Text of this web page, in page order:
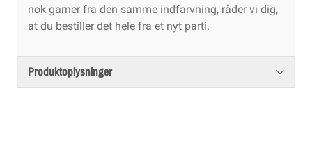
nok garner fra den samme indfarvning, råder vi dig,
at du bestiller det hele fra et nyt parti.
Produktoplysninger